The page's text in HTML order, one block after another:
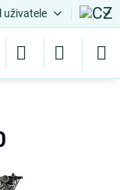
uživatele